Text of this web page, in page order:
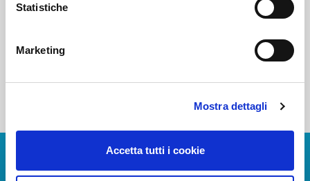
Statistiche
Marketing
Mostra dettagli
Accetta tutti i cookie
Scarica App